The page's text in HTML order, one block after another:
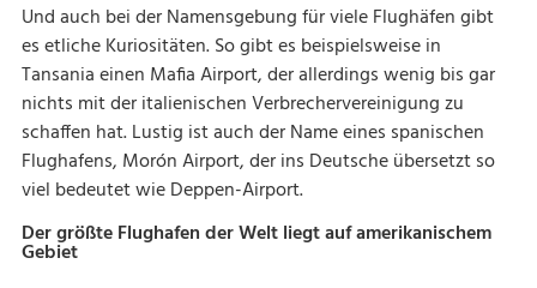
Und auch bei der Namensgebung für viele Flughäfen gibt
es etliche Kuriositäten. So gibt es beispielsweise in
Tansania einen Mafia Airport, der allerdings wenig bis gar
nichts mit der italienischen Verbrechervereinigung zu
schaffen hat. Lustig ist auch der Name eines spanischen
Flughafens, Morón Airport, der ins Deutsche übersetzt so
viel bedeutet wie Deppen-Airport.
Der größte Flughafen der Welt liegt auf amerikanischem
Gebiet